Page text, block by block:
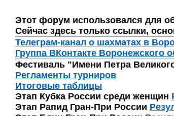
Этот форум использовался для
Сейчас здесь только ссылки,
Телеграм-канал о шахматах в
Группа ВКонтакте Воронежского
Фестиваль "Имени Петра
Регламенты турниров
Итоговые таблицы
Этап Кубка России среди женщин
Этап Рапид Гран-При России